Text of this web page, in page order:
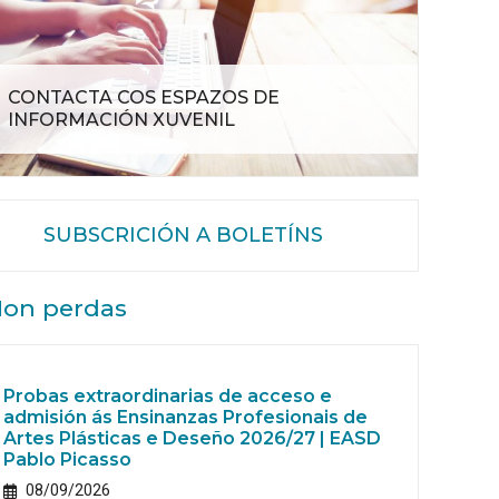
CONTACTA COS ESPAZOS DE
INFORMACIÓN XUVENIL
SUBSCRICIÓN A BOLETÍNS
perdas
Probas extraordinarias de acceso e
admisión ás Ensinanzas Profesionais de
Artes Plásticas e Deseño 2026/27 | EASD
Pablo Picasso
08/09/2026